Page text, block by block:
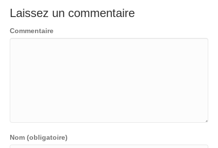
Laissez un commentaire
Commentaire
Nom (obligatoire)